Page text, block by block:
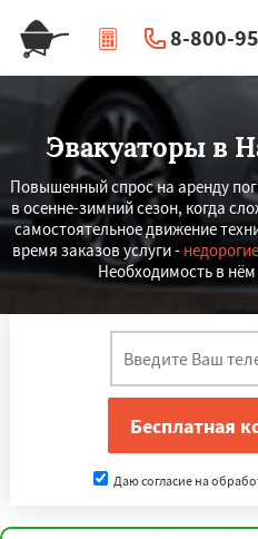
8-800-
|
Эвакуаторы в
Повышенный спрос на аренду
в осенне-зимний сезон, когда
самостоятельное движение
время заказов услуги -
Необходимость в
Даю согласие на